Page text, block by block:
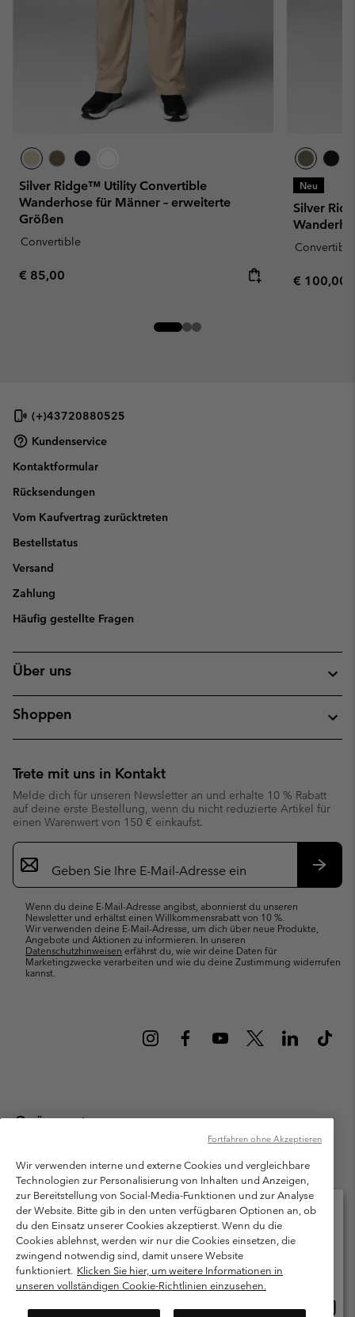
Silver Ridge™ Utility Convertible
Wanderhose für Männer – erweiterte
Größen
Convertible
Regular price:
€ 85,00
Neu
Silver
Convertible
Regular
€ 100,00
(+)43720880525
Kundenservice
Kontaktformular
Rücksendungen
Vom Kaufvertrag zurücktreten
Bestellstatus
Versand
Zahlung
Häufig gestellte Fragen
Über uns
Shoppen
Trete mit uns in Kontakt
Melde dich für unseren Newsletter an und erhalte 10 % Rabatt
auf deine erste Bestellung, wenn du nicht reduzierte Artikel für
einen Warenwert von 150 € einkaufst.
Newsletter-
Anmeldung
Wenn du deine E-Mail-Adresse angibst, abonnierst du unseren
Newsletter und erhältst einen Willkommensrabatt von 10 %.
Wir verwenden deine E-Mail-Adresse, um dich über neue Produkte,
Angebote und Aktionen zu informieren. In unseren
Datenschutzhinweisen erfährst du, wie wir deine Daten für
Marketingzwecke verarbeiten und wie du deine Zustimmung widerrufen
kannst.
Österreich
Columbia Sportswear Austria GmbH. Moosfeldstraße 1, 5101
Bergheim, Salzburg Österreich. Alle Rechte vorbehalten.
Nutzungsbedingungen
Allgemeine Verkaufsbedingungen
Garantie
Datenschutzerklärung
Bestimmungen und Bedingungen des Mitglieder Programms
Nutzungsbedingungen Für Nutzergenerierte Inhalte
Cookies
Wir verwenden interne und externe Cookies und vergleichbare
Technologien zur Personalisierung von Inhalten und Anzeigen,
zur Bereitstellung von Social-Media-Funktionen und zur Analyse
der Website. Bitte gib in den unten verfügbaren Optionen an, ob
du den Einsatz unserer Cookies akzeptierst. Wenn du die
Cookies ablehnst, werden wir nur die Cookies einsetzen, die
zwingend notwendig sind, damit unsere Website
funktioniert. Klicken Sie hier, um weitere Informationen in
unseren vollständigen Cookie-Richtlinien einzusehen.
Fortfahren ohne Akzeptieren
Bitte wählen Sie Ihr Lieferland und Ihre Sprache
Online-Einkauf verfügbar